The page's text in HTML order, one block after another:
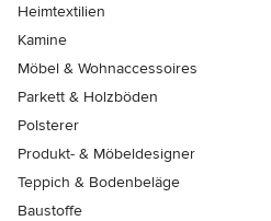
Heimtextilien
Kamine
Möbel & Wohnaccessoires
Parkett & Holzböden
Polsterer
Produkt- & Möbeldesigner
Teppich & Bodenbeläge
Baustoffe